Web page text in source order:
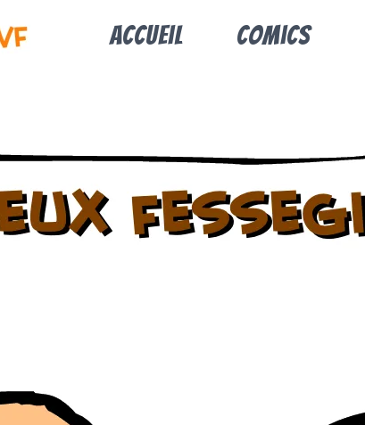
Accueil Comics